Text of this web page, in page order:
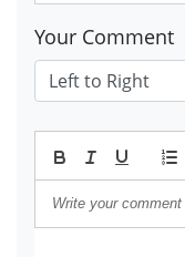
Your Comment